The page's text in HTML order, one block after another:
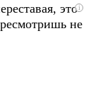
i
это
не